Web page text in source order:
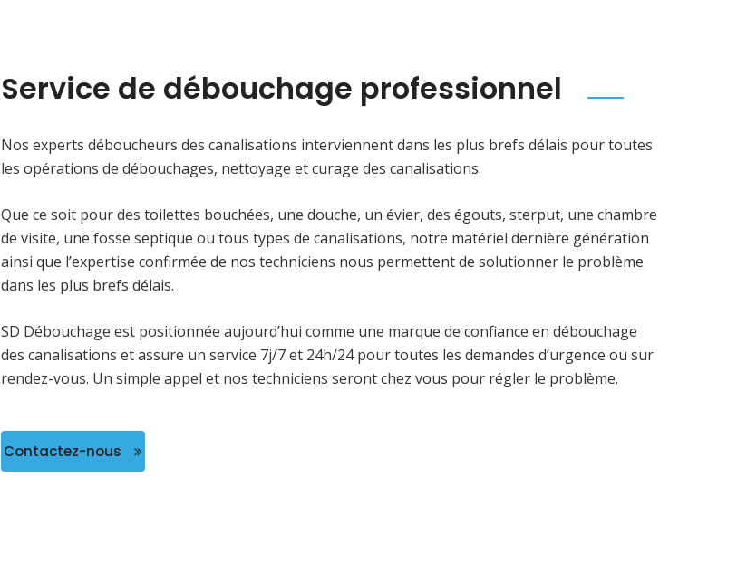
Service de débouchage professionnel
Nos experts déboucheurs des canalisations interviennent dans les plus brefs délais pour toutes
les opérations de débouchages, nettoyage et curage des canalisations.
Que ce soit pour des toilettes bouchées, une douche, un évier, des égouts, sterput, une chambre
de visite, une fosse septique ou tous types de canalisations, notre matériel dernière génération
ainsi que l’expertise confirmée de nos techniciens nous permettent de solutionner le problème
dans les plus brefs délais.
SD Débouchage est positionnée aujourd’hui comme une marque de confiance en débouchage
des canalisations et assure un service 7j/7 et 24h/24 pour toutes les demandes d’urgence ou sur
rendez-vous. Un simple appel et nos techniciens seront chez vous pour régler le problème.
Contactez-nous